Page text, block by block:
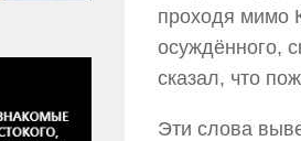
проходя мимо
осуждённого,
сказал, что
Эти слова